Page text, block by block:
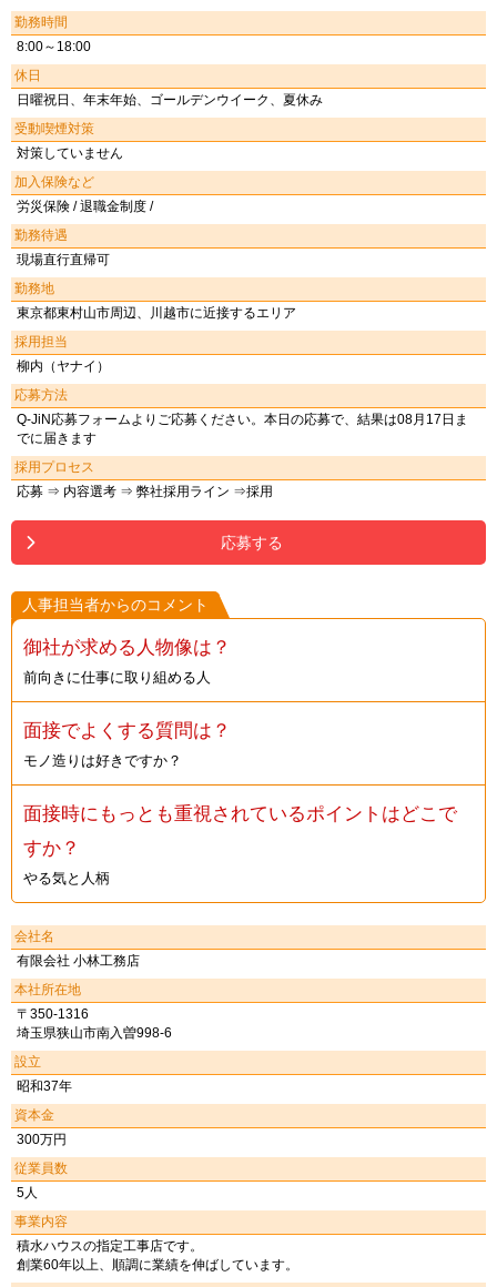
勤務時間
8:00～18:00
休日
日曜祝日、年末年始、ゴールデンウイーク、夏休み
受動喫煙対策
対策していません
加入保険など
労災保険 / 退職金制度 /
勤務待遇
現場直行直帰可
勤務地
東京都東村山市周辺、川越市に近接するエリア
採用担当
柳内（ヤナイ）
応募方法
Q-JiN応募フォームよりご応募ください。本日の応募で、結果は08月17日ま
でに届きます
採用プロセス
応募 ⇒ 内容選考 ⇒ 弊社採用ライン ⇒採用
応募する
人事担当者からのコメント
御社が求める人物像は？
前向きに仕事に取り組める人
面接でよくする質問は？
モノ造りは好きですか？
面接時にもっとも重視されているポイントはどこで
すか？
やる気と人柄
会社名
有限会社 小林工務店
本社所在地
〒350-1316
埼玉県狭山市南入曽998-6
設立
昭和37年
資本金
300万円
従業員数
5人
事業内容
積水ハウスの指定工事店です。
創業60年以上、順調に業績を伸ばしています。